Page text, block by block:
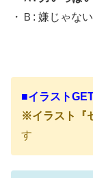
・Ｂ: 嫌じゃない
■イラスト
※イラスト『
す